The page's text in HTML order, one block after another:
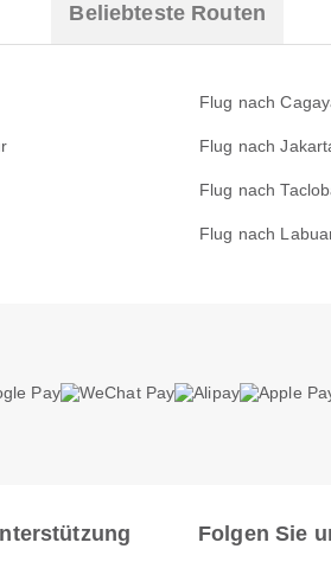
Beliebteste Routen
Flug nach
Flug nach
Flug nach
Flug nach
Folgen Sie